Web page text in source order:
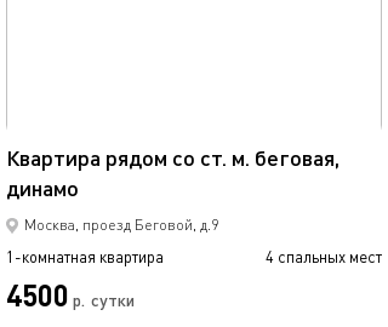
Квартира рядом со ст. м. беговая,
динамо
Москва, проезд Беговой, д.9
1-комнатная квартира 4 спальных мест
4500 р. сутки